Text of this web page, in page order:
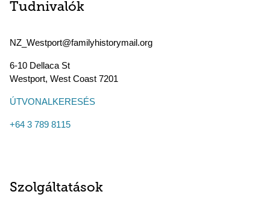
Tudnivalók
NZ_Westport@familyhistorymail.org
6-10 Dellaca St
Westport, West Coast 7201
ÚTVONALKERESÉS
+64 3 789 8115
Szolgáltatások